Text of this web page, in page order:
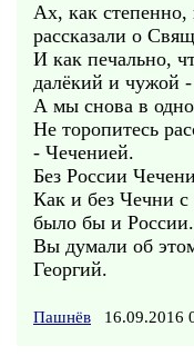
Ах, как
рассказали о
И как печально,
далёкий и чужой
А мы снова в
Не торопитесь
- Чеченией.
Без России
Как и без Чечни
было бы и
Вы думали об
Георгий.
Пашнёв 16.09.2016